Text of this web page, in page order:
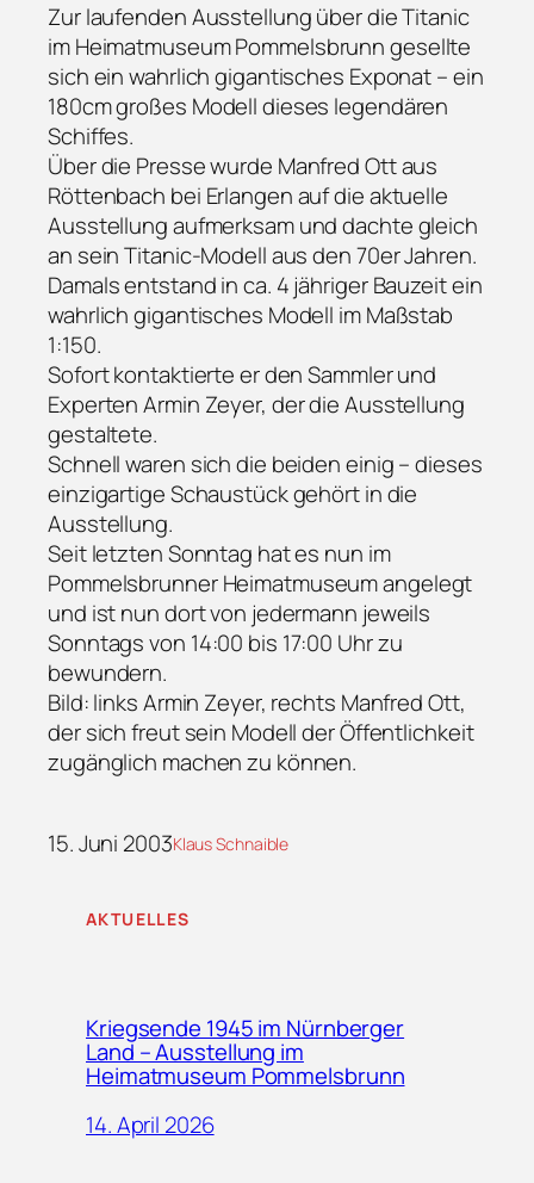
Zur laufenden Ausstellung über die Titanic
im Heimatmuseum Pommelsbrunn gesellte
sich ein wahrlich gigantisches Exponat – ein
180cm großes Modell dieses legendären
Schiffes.
Über die Presse wurde Manfred Ott aus
Röttenbach bei Erlangen auf die aktuelle
Ausstellung aufmerksam und dachte gleich
an sein Titanic-Modell aus den 70er Jahren.
Damals entstand in ca. 4 jähriger Bauzeit ein
wahrlich gigantisches Modell im Maßstab
1:150.
Sofort kontaktierte er den Sammler und
Experten Armin Zeyer, der die Ausstellung
gestaltete.
Schnell waren sich die beiden einig – dieses
einzigartige Schaustück gehört in die
Ausstellung.
Seit letzten Sonntag hat es nun im
Pommelsbrunner Heimatmuseum angelegt
und ist nun dort von jedermann jeweils
Sonntags von 14:00 bis 17:00 Uhr zu
bewundern.
Bild: links Armin Zeyer, rechts Manfred Ott,
der sich freut sein Modell der Öffentlichkeit
zugänglich machen zu können.
15. Juni 2003Klaus Schnaible
AKTUELLES
Kriegsende 1945 im Nürnberger
Land – Ausstellung im
Heimatmuseum Pommelsbrunn
14. April 2026